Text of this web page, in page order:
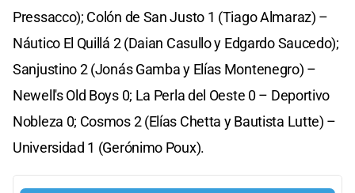
Pressacco); Colón de San Justo 1 (Tiago Almaraz) –
Náutico El Quillá 2 (Daian Casullo y Edgardo Saucedo);
Sanjustino 2 (Jonás Gamba y Elías Montenegro) –
Newell's Old Boys 0; La Perla del Oeste 0 – Deportivo
Nobleza 0; Cosmos 2 (Elías Chetta y Bautista Lutte) –
Universidad 1 (Gerónimo Poux).